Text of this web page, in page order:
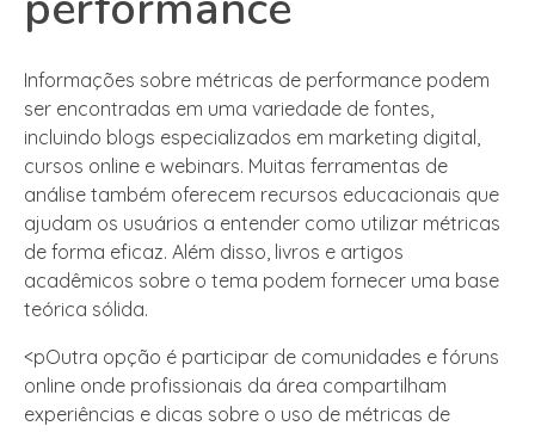
Informações sobre métricas de performance podem
ser encontradas em uma variedade de fontes,
incluindo blogs especializados em marketing digital,
cursos online e webinars. Muitas ferramentas de
análise também oferecem recursos educacionais que
ajudam os usuários a entender como utilizar métricas
de forma eficaz. Além disso, livros e artigos
acadêmicos sobre o tema podem fornecer uma base
teórica sólida.
<pOutra opção é participar de comunidades e fóruns
online onde profissionais da área compartilham
experiências e dicas sobre o uso de métricas de